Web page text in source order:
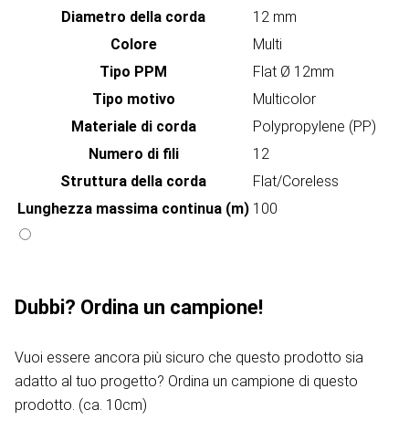
Diametro della corda
12 mm
Colore
Multi
Tipo PPM
Flat Ø 12mm
Tipo motivo
Multicolor
Materiale di corda
Polypropylene (PP)
Numero di fili
12
Struttura della corda
Flat/Coreless
Lunghezza massima continua (m) 100
Dubbi? Ordina un campione!
Vuoi essere ancora più sicuro che questo prodotto sia
adatto al tuo progetto? Ordina un campione di questo
prodotto. (ca. 10cm)